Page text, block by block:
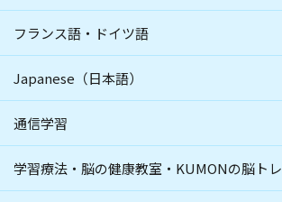
フランス語・ドイツ語
Japanese（日本語）
通信学習
学習療法・脳の健康教室・KUMONの脳トレ